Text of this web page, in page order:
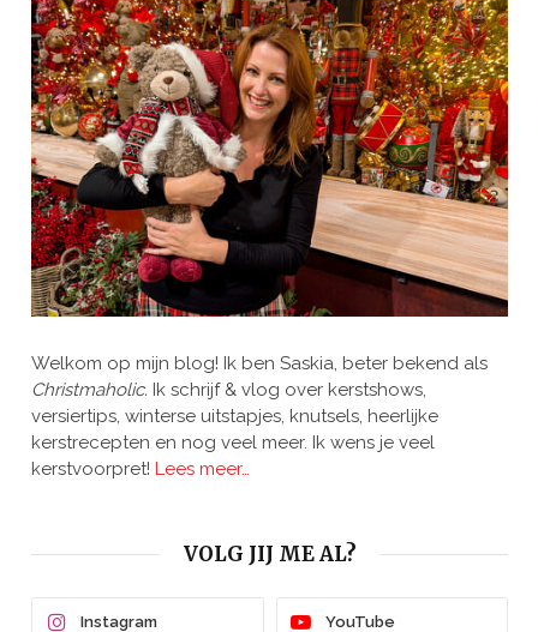
Welkom op mijn blog! Ik ben Saskia, beter bekend als
Christmaholic. Ik schrijf & vlog over kerstshows,
versiertips, winterse uitstapjes, knutsels, heerlijke
kerstrecepten en nog veel meer. Ik wens je veel
kerstvoorpret! Lees meer…
VOLG JIJ ME AL?
Instagram YouTube